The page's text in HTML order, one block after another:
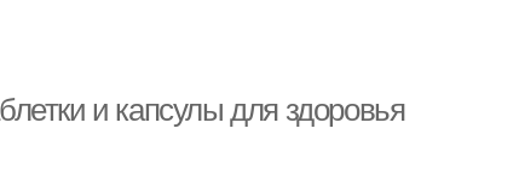
и капсулы для здоровья